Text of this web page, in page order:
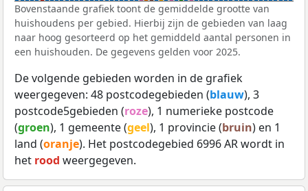
Bovenstaande grafiek toont de gemiddelde grootte van
huishoudens per gebied. Hierbij zijn de gebieden van laag
naar hoog gesorteerd op het gemiddeld aantal personen in
een huishouden. De gegevens gelden voor 2025.
De volgende gebieden worden in de grafiek
weergegeven: 48 postcodegebieden (blauw), 3
postcode5gebieden (roze), 1 numerieke postcode
(groen), 1 gemeente (geel), 1 provincie (bruin) en 1
land (oranje). Het postcodegebied 6996 AR wordt in
het rood weergegeven.